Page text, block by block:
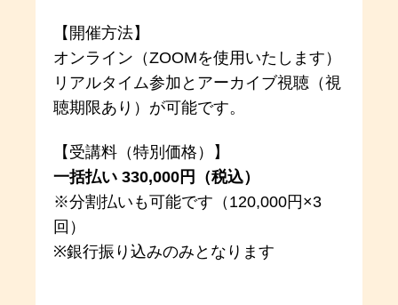
【開催方法】
オンライン（ZOOMを使用いたします）
リアルタイム参加とアーカイブ視聴（視
聴期限あり）が可能です。
【受講料（特別価格）】
一括払い 330,000円（税込）
※分割払いも可能です（120,000円×3
回）
※銀行振り込みのみとなります